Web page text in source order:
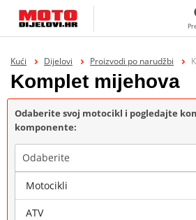
Kući Dijelovi Proizvodi po narudžbi
Komplet mijehova
Odaberite svoj motocikl i pogledajte
komponente:
Odaberite
Marka
Motocikli
ATV